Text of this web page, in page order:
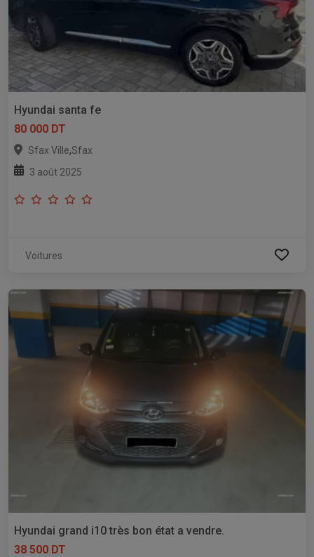
Hyundai santa fe
80 000 DT
Sfax Ville,Sfax
3 août 2025
Voitures
Hyundai grand i10 très bon état a vendre.
38 500 DT